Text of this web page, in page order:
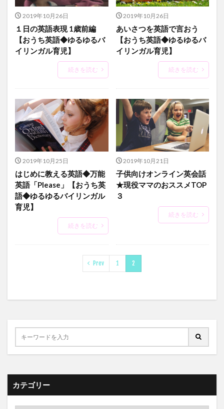
2019年10月26日
１日の英語表現 1歳前編
【おうち英語◆ゆるゆるバ
イリンガル育児】
続きを読む
2019年10月26日
あいさつを英語で言おう
【おうち英語◆ゆるゆるバ
イリンガル育児】
続きを読む
2019年10月25日
はじめに教える英語◆万能
英語「Please」【おうち英
語◆ゆるゆるバイリンガル
育児】
続きを読む
2019年10月21日
子供向けオンライン英会話
★現役ママのおススメTOP
３
続きを読む
Prev 1 2
カテゴリー